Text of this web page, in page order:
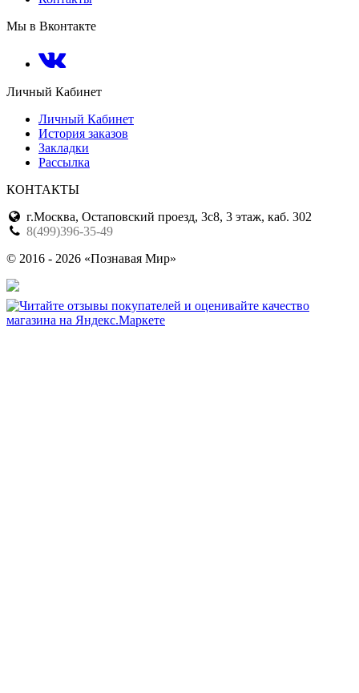
Мы в Вконтакте
Личный Кабинет
Личный Кабинет
История заказов
Закладки
Рассылка
КОНТАКТЫ
г.Москва, Остаповский проезд, 3с8, 3 этаж, каб. 302
8(499)396-35-49
© 2016 - 2026 «Познавая Мир»